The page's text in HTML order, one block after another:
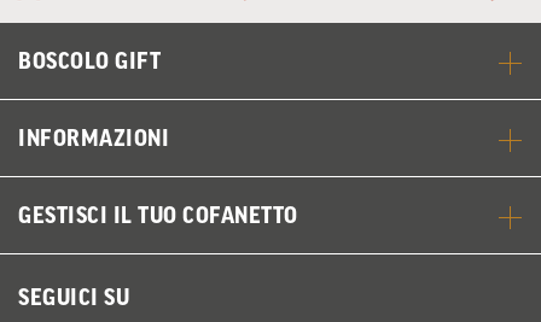
BOSCOLO GIFT
INFORMAZIONI
GESTISCI IL TUO COFANETTO
SEGUICI SU